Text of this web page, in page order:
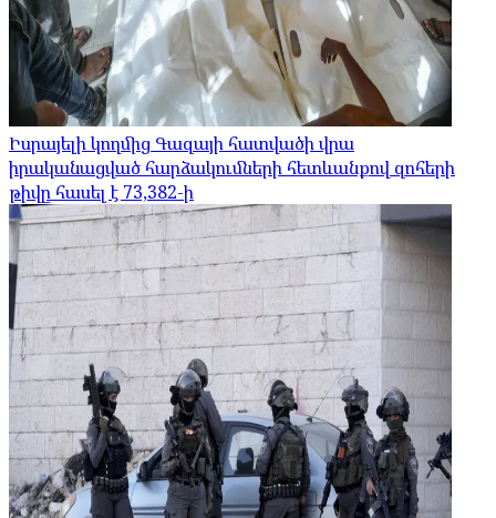
Իսրայելի կողմից Գազայի հատվածի վրա
իրականացված հարձակումների հետևանքով զոհերի
թիվը հասել է 73,382-ի